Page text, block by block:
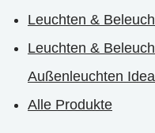
Leuchten &
Leuchten &
Außenleuchten
Alle Produkte